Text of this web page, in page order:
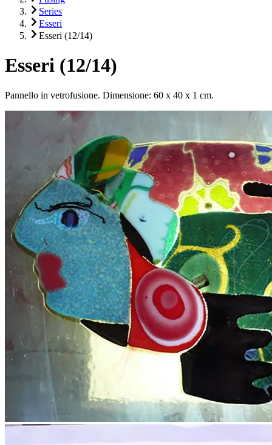
Series
Esseri
Esseri (12/14)
Esseri (12/14)
Pannello in vetrofusione. Dimensione: 60 x 40 x 1 cm.